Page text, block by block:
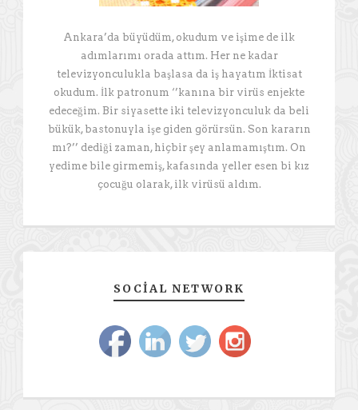
Ankara’da büyüdüm, okudum ve işime de ilk
adımlarımı orada attım. Her ne kadar
televizyonculukla başlasa da iş hayatım İktisat
okudum. İlk patronum ‘’kanına bir virüs enjekte
edeceğim. Bir siyasette iki televizyonculuk da beli
bükük, bastonuyla işe giden görürsün. Son kararın
mı?’’ dediği zaman, hiçbir şey anlamamıştım. On
yedime bile girmemiş, kafasında yeller esen bi kız
çocuğu olarak, ilk virüsü aldım.
SOCIAL NETWORK